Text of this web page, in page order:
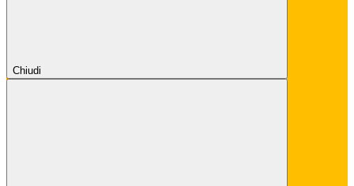
Chiudi